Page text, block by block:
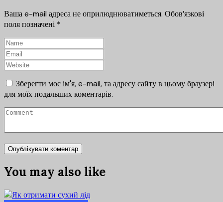
Ваша e-mail адреса не оприлюднюватиметься. Обов’язкові
поля позначені *
Зберегти моє ім'я, e-mail, та адресу сайту в цьому браузері
для моїх подальших коментарів.
You may also like